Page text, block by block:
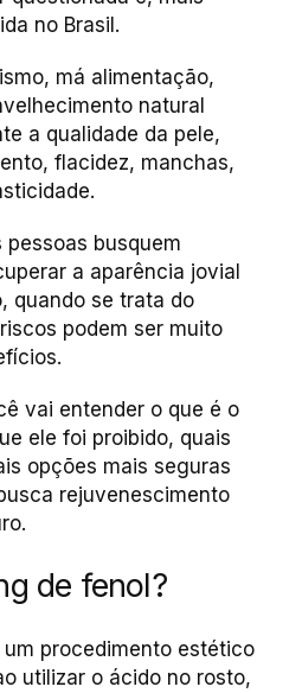
no Brasil.
má alimentação,
natural
a qualidade da pele,
flacidez, manchas,
pessoas busquem
a aparência jovial
quando se trata do
podem ser muito
vai entender o que é o
ele foi proibido, quais
opções mais seguras
rejuvenescimento
de fenol?
procedimento estético
utilizar o ácido no rosto,